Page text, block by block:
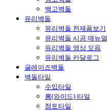
백고벽돌
유리벽돌
유리벽돌 전제품보기
유리벽돌 시공 매뉴얼
유리벽돌 영상 모음
유리벽돌 카달로그
글레이즈벽돌
벽돌타일
수입타일
롱(와이드) 타일
점토타일